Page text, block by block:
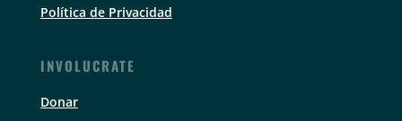
Política de Privacidad
INVOLUCRATE
Donar